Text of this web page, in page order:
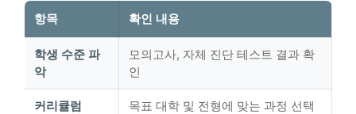
항목 확인 내용
학생 수준 파
악
모의고사, 자체 진단 테스트 결과 확
인
커리큘럼 목표 대학 및 전형에 맞는 과정 선택